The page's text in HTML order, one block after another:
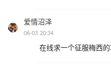
爱情沼泽
06-03 20:34
在线求一个征服梅西